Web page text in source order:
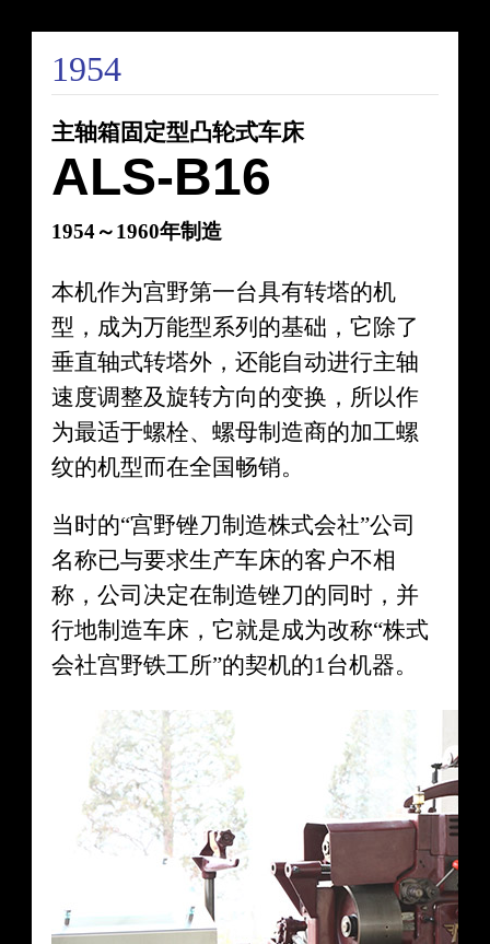
1954
主轴箱固定型凸轮式车床
ALS-B16
1954～1960年制造
本机作为宫野第一台具有转塔的机
型，成为万能型系列的基础，它除了
垂直轴式转塔外，还能自动进行主轴
速度调整及旋转方向的变换，所以作
为最适于螺栓、螺母制造商的加工螺
纹的机型而在全国畅销。
当时的“宫野锉刀制造株式会社”公司
名称已与要求生产车床的客户不相
称，公司决定在制造锉刀的同时，并
行地制造车床，它就是成为改称“株式
会社宫野铁工所”的契机的1台机器。